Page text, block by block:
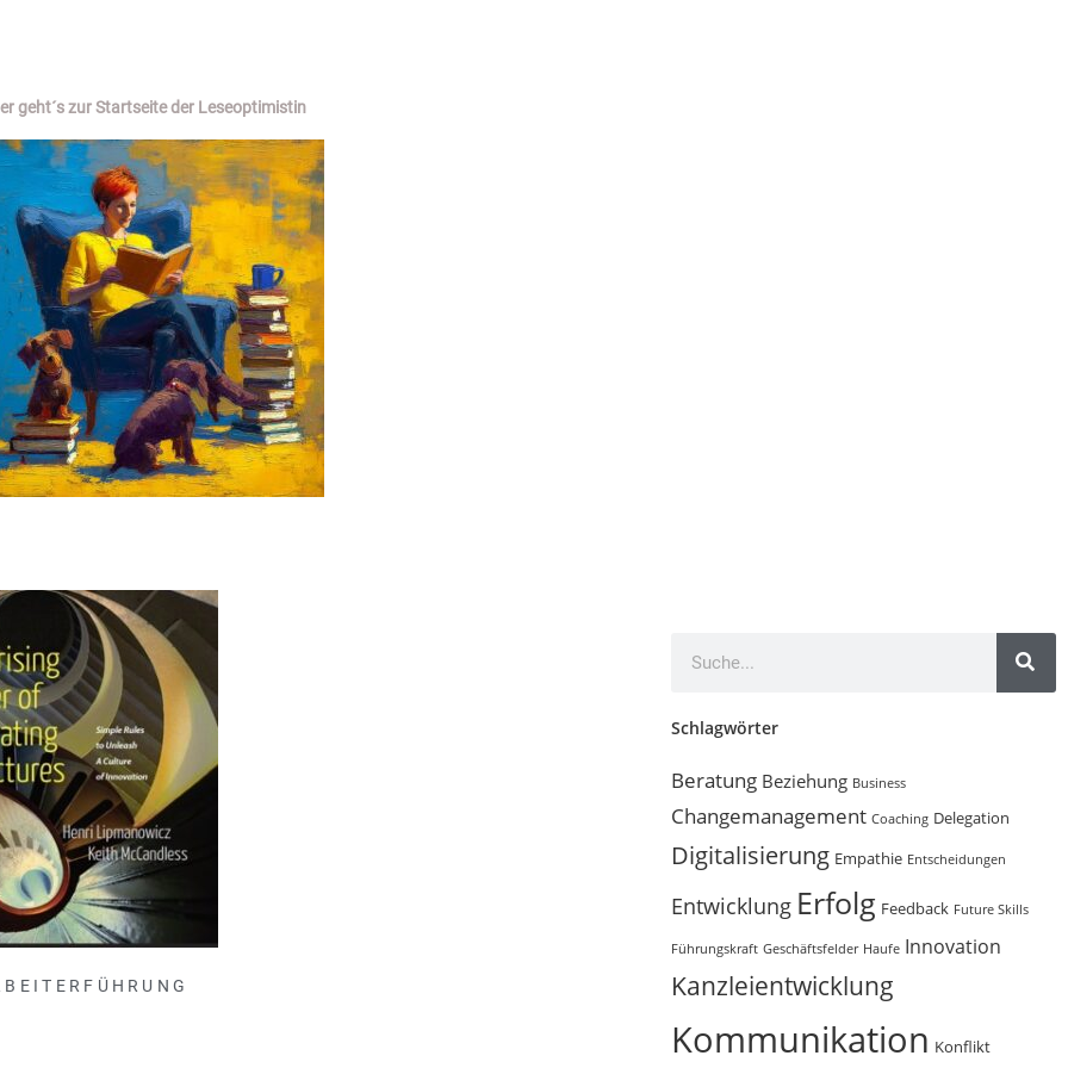
geht´s zur Startseite der Leseoptimistin
Schlagwörter
Beratung Beziehung Business
Changemanagement Coaching Delegation
Digitalisierung Empathie Entscheidungen
Entwicklung Erfolg Feedback Future Skills
Führungskraft Geschäftsfelder Haufe Innovation
Kanzleientwicklung
Kommunikation Konflikt